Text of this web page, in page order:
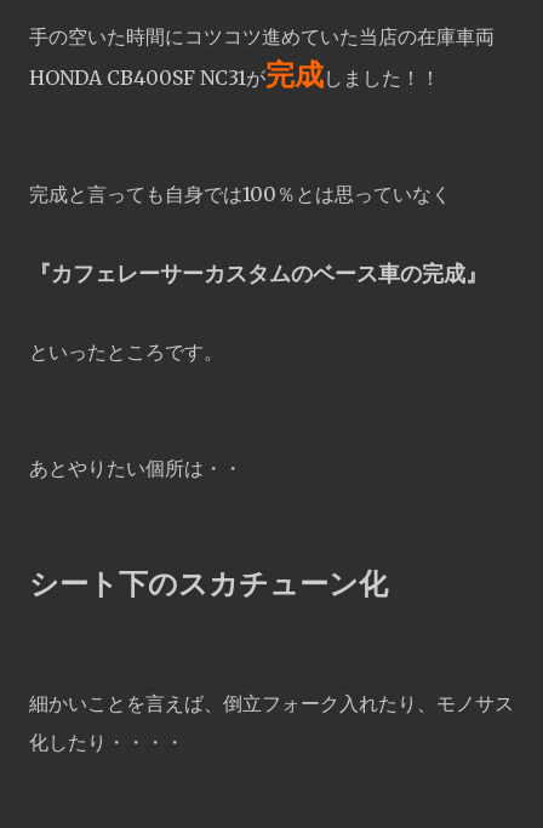
手の空いた時間にコツコツ進めていた当店の在庫車両
HONDA CB400SF NC31が完成しました！！
完成と言っても自身では100％とは思っていなく
『カフェレーサーカスタムのベース車の完成』
といったところです。
あとやりたい個所は・・
シート下のスカチューン化
細かいことを言えば、倒立フォーク入れたり、モノサス
化したり・・・・